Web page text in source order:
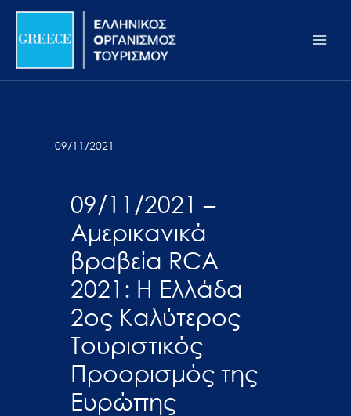
Σημείωση:
ιστότοπος
προσβασιμότητας.
Μετάβαση
περιεχόμενο
09/11/2021
09/11/2021 –
Αμερικανικά
βραβεία RCA
2021: Η Ελλάδα
2ος Καλύτερος
Τουριστικός
Προορισμός της
Ευρώπης